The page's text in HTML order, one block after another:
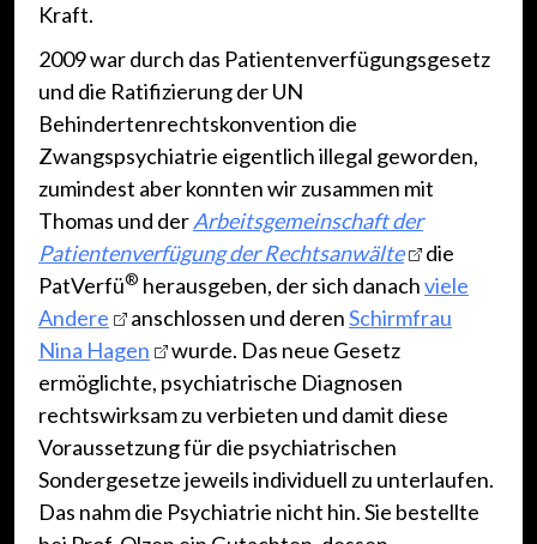
Kraft.
2009 war durch das Patientenverfügungsgesetz
und die Ratifizierung der UN
Behindertenrechtskonvention die
Zwangspsychiatrie eigentlich illegal geworden,
zumindest aber konnten wir zusammen mit
Thomas und derArbeitsgemeinschaft der
Patientenverfügung der Rechtsanwälte
die
PatVerfü® herausgeben, der sich danachviele
Andere
anschlossen und derenSchirmfrau
Nina Hagen
wurde. Das neue Gesetz
ermöglichte, psychiatrische Diagnosen
rechtswirksam zu verbieten und damit diese
Voraussetzung für die psychiatrischen
Sondergesetze jeweils individuell zu unterlaufen.
Das nahm die Psychiatrie nicht hin. Sie bestellte